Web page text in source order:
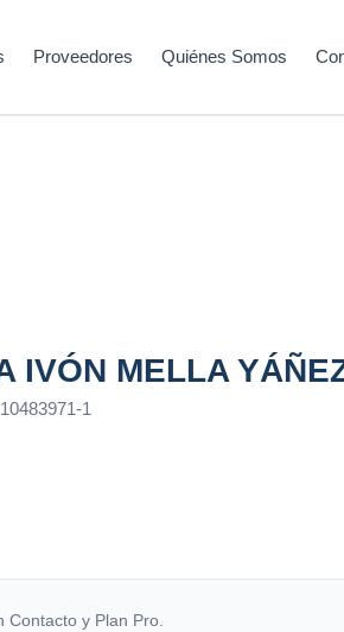
Proveedores Quiénes Somos
IVÓN MELLA
10483971-1
Contacto y Plan Pro.